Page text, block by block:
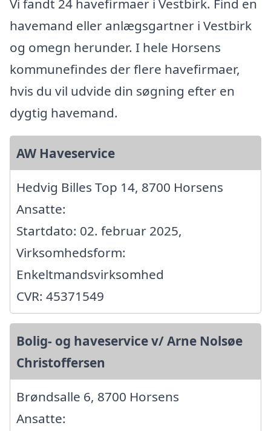
Vi fandt 24 havefirmaer i Vestbirk. Find en
havemand eller anlægsgartner i Vestbirk
og omegn herunder. I hele Horsens
kommunefindes der flere havefirmaer,
hvis du vil udvide din søgning efter en
dygtig havemand.
AW Haveservice
Hedvig Billes Top 14, 8700 Horsens
Ansatte:
Startdato: 02. februar 2025,
Virksomhedsform:
Enkeltmandsvirksomhed
CVR: 45371549
Bolig- og haveservice v/ Arne Nolsøe
Christoffersen
Brøndsalle 6, 8700 Horsens
Ansatte: